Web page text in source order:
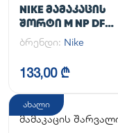
NIKE ᲛᲐᲛᲐᲙᲐᲪᲘᲡ
ᲨᲝᲠᲢᲘ M NP DF
LONG SHORT
ბრენდი: Nike
133,00 ₾
ახალი
მამაკაცის